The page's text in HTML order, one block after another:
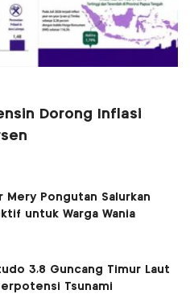
Dorong Inflasi
Mery Pongutan Salurkan
untuk Warga Wania
3,8 Guncang Timur Laut
Tsunami